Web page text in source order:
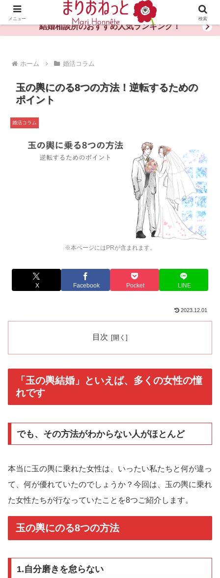
婚活や出会いの体験談・評判・秘訣がわかる情報サイト
結婚相談所のおすすめ人気ランキング！
ホーム 婚活コラム
玉の輿にのる8つの方法！逆転するための
ポイント
※本ページにはPRが含まれます。
婚活コラム
X Facebook Pocket LINE
2023.12.01
目次
「玉の輿結婚」といえば、多くの女性の憧
れです
でも、その方法がわからない人がほとんど
本当に玉の輿に乗れた女性は、いったい私たちと何が違っ
て、何が優れていたのでしょうか？今回は、玉の輿に乗れ
た女性たちが行なっていたことを8つご紹介します。
玉の輿にのる8つの方法
1.自分磨きを怠らない
メニュー 検索